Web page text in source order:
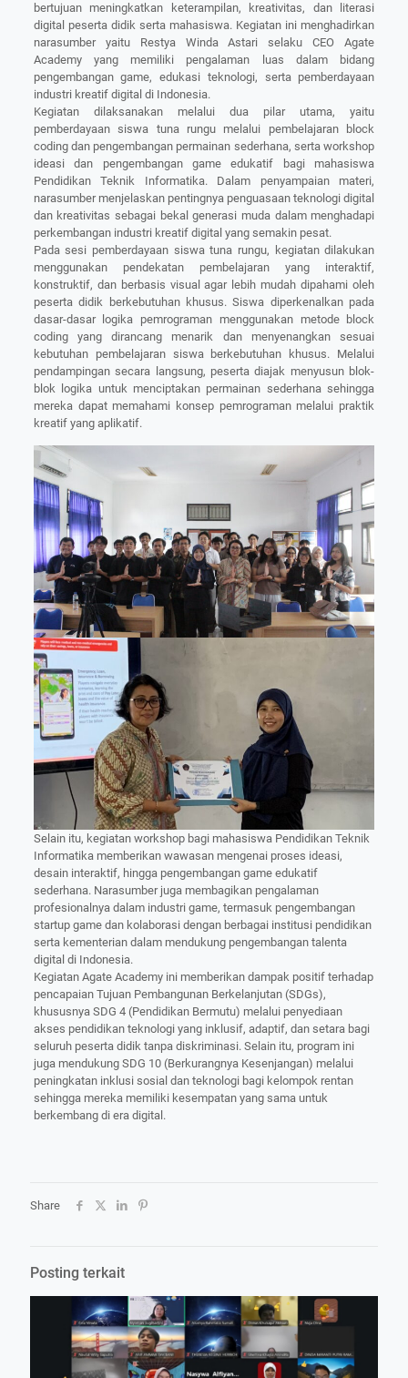
bertujuan meningkatkan keterampilan, kreativitas, dan literasi
digital peserta didik serta mahasiswa. Kegiatan ini menghadirkan
narasumber yaitu Restya Winda Astari selaku CEO Agate
Academy yang memiliki pengalaman luas dalam bidang
pengembangan game, edukasi teknologi, serta pemberdayaan
industri kreatif digital di Indonesia.
Kegiatan dilaksanakan melalui dua pilar utama, yaitu
pemberdayaan siswa tuna rungu melalui pembelajaran block
coding dan pengembangan permainan sederhana, serta workshop
ideasi dan pengembangan game edukatif bagi mahasiswa
Pendidikan Teknik Informatika. Dalam penyampaian materi,
narasumber menjelaskan pentingnya penguasaan teknologi digital
dan kreativitas sebagai bekal generasi muda dalam menghadapi
perkembangan industri kreatif digital yang semakin pesat.
Pada sesi pemberdayaan siswa tuna rungu, kegiatan dilakukan
menggunakan pendekatan pembelajaran yang interaktif,
konstruktif, dan berbasis visual agar lebih mudah dipahami oleh
peserta didik berkebutuhan khusus. Siswa diperkenalkan pada
dasar-dasar logika pemrograman menggunakan metode block
coding yang dirancang menarik dan menyenangkan sesuai
kebutuhan pembelajaran siswa berkebutuhan khusus. Melalui
pendampingan secara langsung, peserta diajak menyusun blok-
blok logika untuk menciptakan permainan sederhana sehingga
mereka dapat memahami konsep pemrograman melalui praktik
kreatif yang aplikatif.
Selain itu, kegiatan workshop bagi mahasiswa Pendidikan Teknik
Informatika memberikan wawasan mengenai proses ideasi,
desain interaktif, hingga pengembangan game edukatif
sederhana. Narasumber juga membagikan pengalaman
profesionalnya dalam industri game, termasuk pengembangan
startup game dan kolaborasi dengan berbagai institusi pendidikan
serta kementerian dalam mendukung pengembangan talenta
digital di Indonesia.
Kegiatan Agate Academy ini memberikan dampak positif terhadap
pencapaian Tujuan Pembangunan Berkelanjutan (SDGs),
khususnya SDG 4 (Pendidikan Bermutu) melalui penyediaan
akses pendidikan teknologi yang inklusif, adaptif, dan setara bagi
seluruh peserta didik tanpa diskriminasi. Selain itu, program ini
juga mendukung SDG 10 (Berkurangnya Kesenjangan) melalui
peningkatan inklusi sosial dan teknologi bagi kelompok rentan
sehingga mereka memiliki kesempatan yang sama untuk
berkembang di era digital.
Share
Posting terkait